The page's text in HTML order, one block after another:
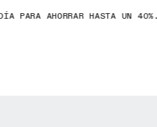
AHORRAR HASTA UN 40%.